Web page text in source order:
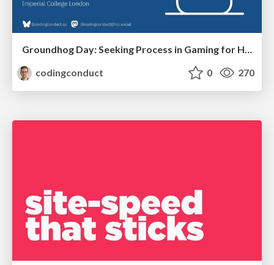
Groundhog Day: Seeking Process in Gaming for Health
codingconduct
0 270